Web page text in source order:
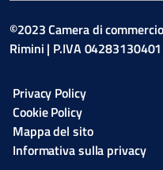
©2023 Camera di
Rimini | P.IVA 04283130401
Privacy Policy
Cookie Policy
Mappa del sito
Informativa sulla privacy